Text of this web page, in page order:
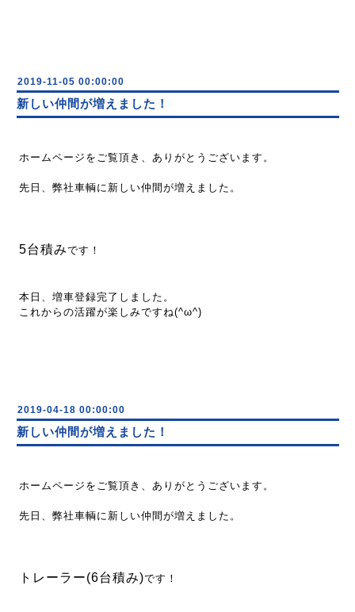
2019-11-05 00:00:00
新しい仲間が増えました！
ホームページをご覧頂き、ありがとうございます。
先日、弊社車輌に新しい仲間が増えました。
5台積みです！
本日、増車登録完了しました。
これからの活躍が楽しみですね(^ω^)
2019-04-18 00:00:00
新しい仲間が増えました！
ホームページをご覧頂き、ありがとうございます。
先日、弊社車輌に新しい仲間が増えました。
トレーラー(6台積み)です！